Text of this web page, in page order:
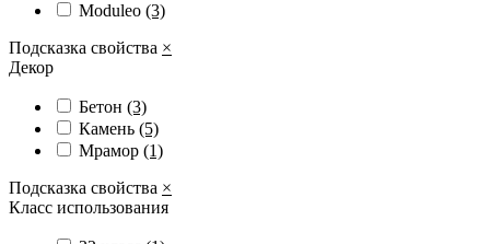
Moduleo (3)
Подсказка свойства ×
Декор
Бетон (3)
Камень (5)
Мрамор (1)
Подсказка свойства ×
Класс использования